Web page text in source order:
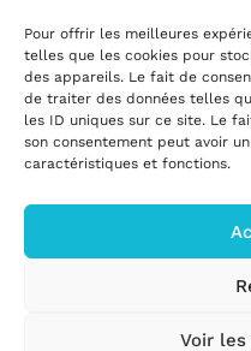
Pour offrir les meilleures
telles que les cookies pour
des appareils. Le fait de
de traiter des données telles
les ID uniques sur ce site. Le
son consentement peut avoir
caractéristiques et fonctions.
Voir
Confédération
Ruraux &
développement et
17 rue Navoiseau –
cnfr@mouvement-